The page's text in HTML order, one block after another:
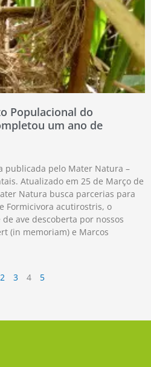
Populacional do
um ano de
publicada pelo Mater Natura –
Atualizado em 25 de Março de
Natura busca parcerias para
Formicivora acutirostris, o
ave descoberta por nossos
(in memoriam) e Marcos
2 3 4 5